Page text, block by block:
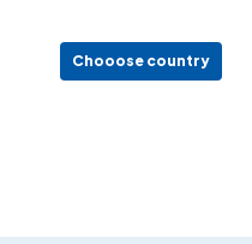
Chooose country